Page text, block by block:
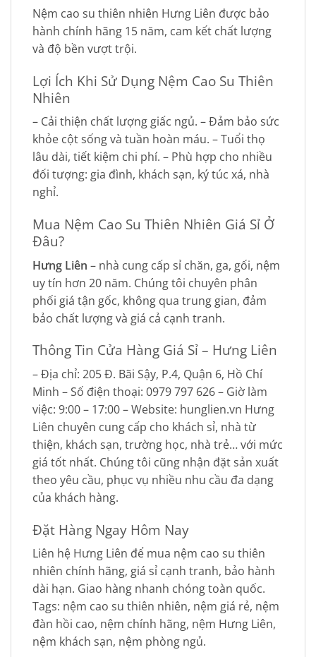
Nệm cao su thiên nhiên Hưng Liên được bảo
hành chính hãng 15 năm, cam kết chất lượng
và độ bền vượt trội.
Lợi Ích Khi Sử Dụng Nệm Cao Su Thiên
Nhiên
– Cải thiện chất lượng giấc ngủ. – Đảm bảo sức
khỏe cột sống và tuần hoàn máu. – Tuổi thọ
lâu dài, tiết kiệm chi phí. – Phù hợp cho nhiều
đối tượng: gia đình, khách sạn, ký túc xá, nhà
nghỉ.
Mua Nệm Cao Su Thiên Nhiên Giá Sỉ Ở
Đâu?
Hưng Liên – nhà cung cấp sỉ chăn, ga, gối, nệm
uy tín hơn 20 năm. Chúng tôi chuyên phân
phối giá tận gốc, không qua trung gian, đảm
bảo chất lượng và giá cả cạnh tranh.
Thông Tin Cửa Hàng Giá Sỉ – Hưng Liên
– Địa chỉ: 205 Đ. Bãi Sậy, P.4, Quận 6, Hồ Chí
Minh – Số điện thoại: 0979 797 626 – Giờ làm
việc: 9:00 – 17:00 – Website: hunglien.vn Hưng
Liên chuyên cung cấp cho khách sỉ, nhà từ
thiện, khách sạn, trường học, nhà trẻ… với mức
giá tốt nhất. Chúng tôi cũng nhận đặt sản xuất
theo yêu cầu, phục vụ nhiều nhu cầu đa dạng
của khách hàng.
Đặt Hàng Ngay Hôm Nay
Liên hệ Hưng Liên để mua nệm cao su thiên
nhiên chính hãng, giá sỉ cạnh tranh, bảo hành
dài hạn. Giao hàng nhanh chóng toàn quốc.
Tags: nệm cao su thiên nhiên, nệm giá rẻ, nệm
đàn hồi cao, nệm chính hãng, nệm Hưng Liên,
nệm khách sạn, nệm phòng ngủ.